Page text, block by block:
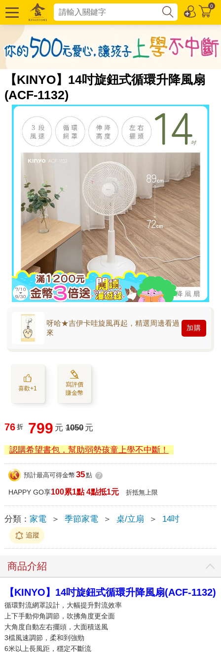
0
【KINYO】14吋旋鈕式循環升降風扇
(ACF-1132)
呀哈★吉伊卡哇旋風再起，精選周邊看過
來
加購
喜歡+1
寫評價
賺金幣
76 折 799 元 1050 元
認購希望書包，幫助弱勢孩童上學不中斷！
預計最高可得金幣 35點 ?
HAPPY GO享100累1點 4點抵1元 折抵無上限
分類： 家電 ＞ 季節家電 ＞ 桌/立扇 ＞ 14吋
追蹤
商品介紹
【KINYO】14吋旋鈕式循環升降風扇(ACF-1132)
循環對流網罩設計，大幅提升對流效率
上下手動仰角調節，吹拂角度更全面
大角度自動左右擺頭，大面積送風
3檔風速調節，柔和到強勁
6米以上長風距，穩定不斷流